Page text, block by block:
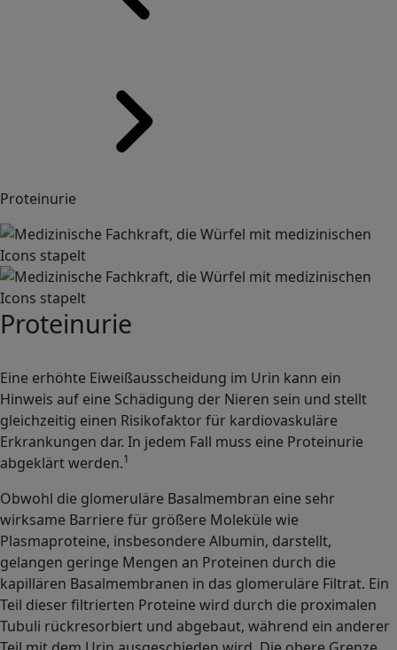
Proteinurie
Image
Image
Proteinurie
Eine erhöhte Eiweißausscheidung im Urin kann ein
Hinweis auf eine Schädigung der Nieren sein und stellt
gleichzeitig einen Risikofaktor für kardiovaskuläre
Erkrankungen dar. In jedem Fall muss eine Proteinurie
abgeklärt werden.1
Obwohl die glomeruläre Basalmembran eine sehr
wirksame Barriere für größere Moleküle wie
Plasmaproteine, insbesondere Albumin, darstellt,
gelangen geringe Mengen an Proteinen durch die
kapillären Basalmembranen in das glomeruläre Filtrat. Ein
Teil dieser filtrierten Proteine wird durch die proximalen
Tubuli rückresorbiert und abgebaut, während ein anderer